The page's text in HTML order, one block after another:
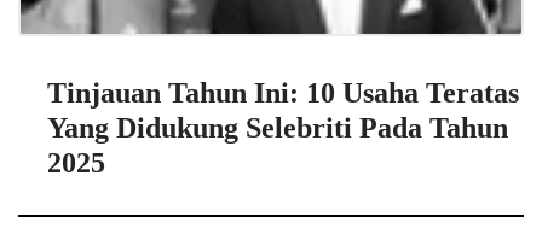
Tinjauan Tahun Ini: 10 Usaha Teratas
Yang Didukung Selebriti Pada Tahun
2025